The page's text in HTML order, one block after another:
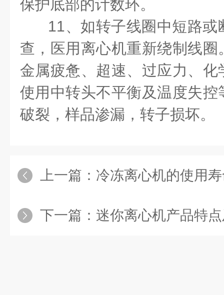
保护底部的计数环。
11、如转子线圈中短路
查，医用离心机重新绕制线
金属疲惫、超速、过应力、
使用中转头不平衡及温度失
破裂，样品渗漏，转子损坏。
上一篇： 冷冻离心机的使用
下一篇： 迷你离心机产品特